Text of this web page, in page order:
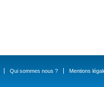
Qui sommes nous ? Mentions